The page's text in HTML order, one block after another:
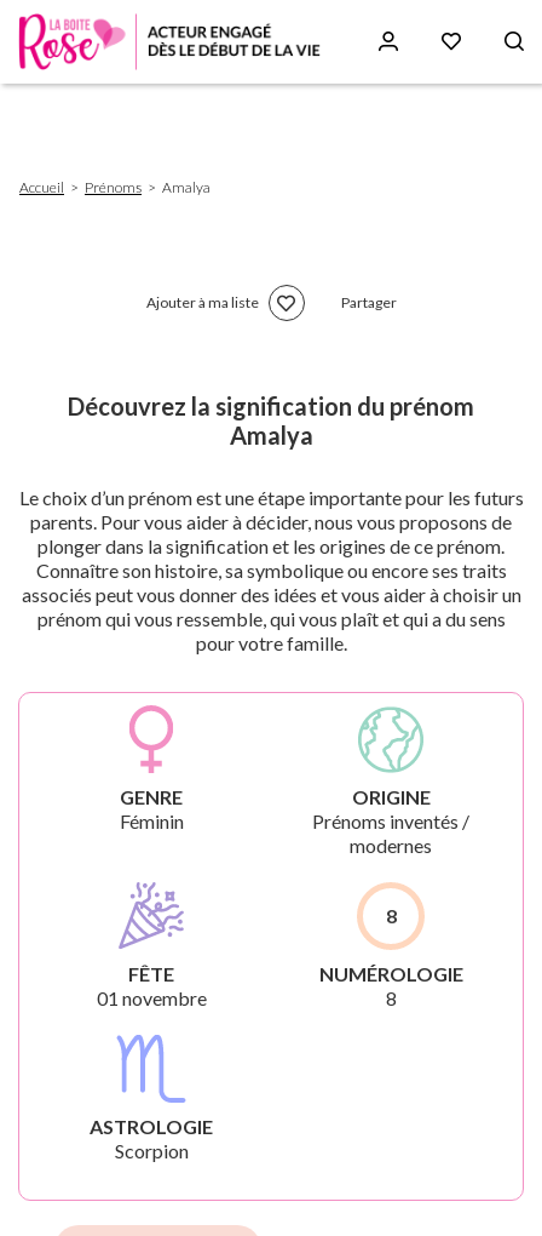
d'Ariane
Accueil Prénoms Amalya
Ajouter à ma liste Partager
Découvrez la signification du prénom
Amalya
Le choix d’un prénom est une étape importante pour les futurs
parents. Pour vous aider à décider, nous vous proposons de
plonger dans la signification et les origines de ce prénom.
Connaître son histoire, sa symbolique ou encore ses traits
associés peut vous donner des idées et vous aider à choisir un
prénom qui vous ressemble, qui vous plaît et qui a du sens
pour votre famille.
GENRE
Féminin
ORIGINE
Prénoms inventés /
modernes
FÊTE
01 novembre
8
NUMÉROLOGIE
8
ASTROLOGIE
Scorpion